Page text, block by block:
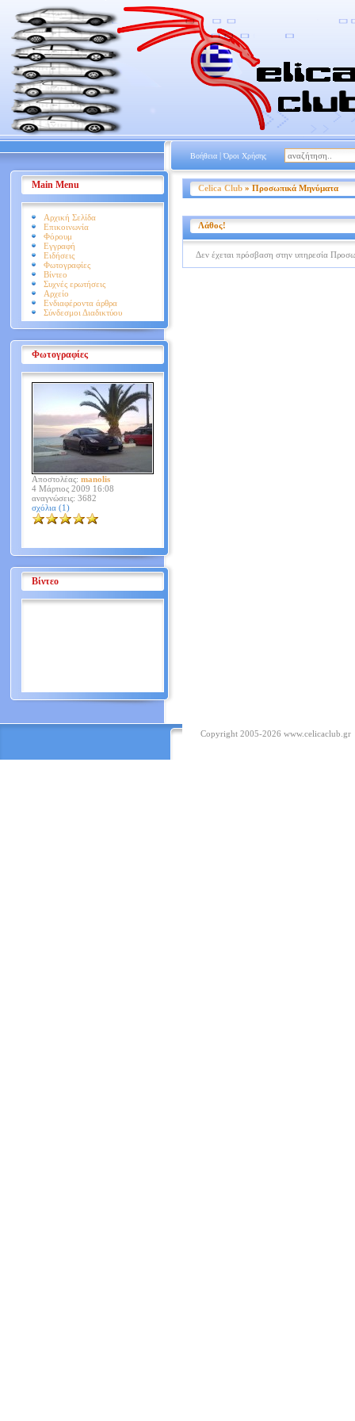
Main Menu
Αρχική Σελίδα
Επικοινωνία
Φόρουμ
Εγγραφή
Ειδήσεις
Φωτογραφίες
Βίντεο
Συχνές ερωτήσεις
Αρχείο
Ενδιαφέροντα άρθρα
Σύνδεσμοι Διαδικτύου
Φωτογραφίες
Αποστολέας: manolis
4 Μάρτιος 2009 16:08
αναγνώσεις: 3682
σχόλια (1)
Βίντεο
Βοήθεια | Όροι Χρήσης
Celica Club » Προσωπικά Μηνύματα
Λάθος!
Δεν έχεται πρόσβαση στην υπηρεσία
Copyright 2005-2026 www.celicaclub.gr